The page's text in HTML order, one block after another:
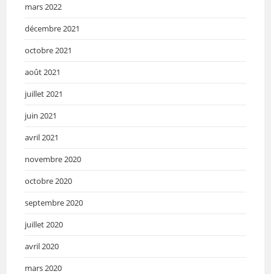
mars 2022
décembre 2021
octobre 2021
août 2021
juillet 2021
juin 2021
avril 2021
novembre 2020
octobre 2020
septembre 2020
juillet 2020
avril 2020
mars 2020